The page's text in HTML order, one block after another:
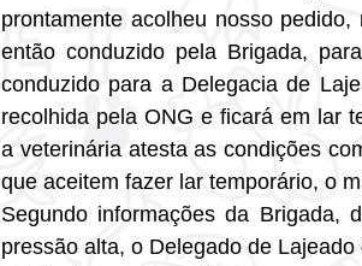
prontamente acolheu nosso
então conduzido pela Brigada,
conduzido para a Delegacia de
recolhida pela ONG e ficará em lar
a veterinária atesta as condições
que aceitem fazer lar temporário, o
Segundo informações da
pressão alta, o Delegado de